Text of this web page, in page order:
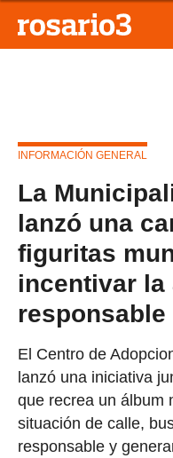
INFORMACIÓN GENERAL
La
lanzó una
figuritas
incentivar la
responsable
El Centro de
lanzó una iniciativa
que recrea un álbum
situación de calle,
responsable y